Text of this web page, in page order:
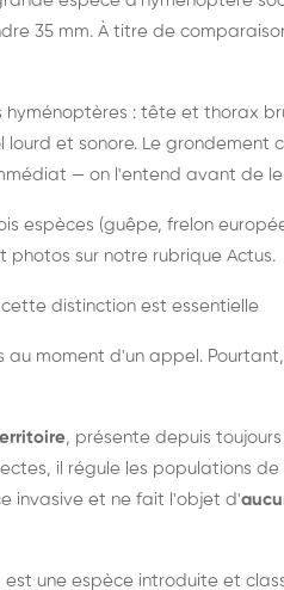
35 mm. À titre de
: tête et thorax
et sonore. Le grondement
— on l'entend avant de le
espèces (guêpe, frelon
sur notre rubrique Actus.
distinction est essentielle
moment d'un appel.
, présente depuis
il régule les populations
invasive et ne fait l'objet d'
est une espèce introduite et